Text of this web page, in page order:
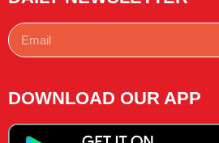
DOWNLOAD OUR APP